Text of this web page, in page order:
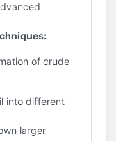
of crude
into different
larger